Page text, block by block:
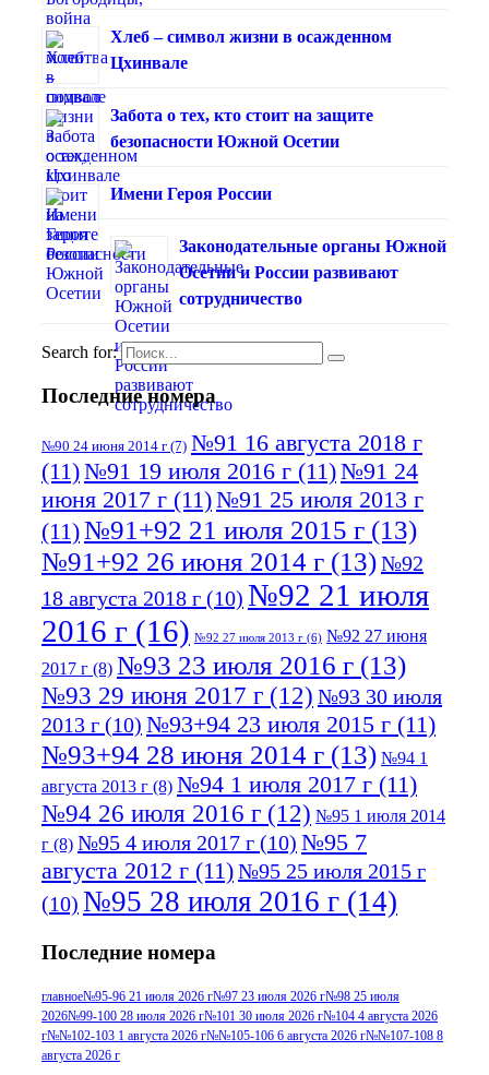
Хлеб – символ жизни в осажденном
Цхинвале
Забота о тех, кто стоит на защите
безопасности Южной Осетии
Имени Героя России
Законодательные органы Южной
Осетии и России развивают
сотрудничество
Search for:
Последние номера
№90 24 июня 2014 г (7) №91 16 августа 2018 г
(11)№91 19 июля 2016 г (11)№91 24
июня 2017 г (11)№91 25 июля 2013 г
(11)№91+92 21 июля 2015 г (13)
№91+92 26 июня 2014 г (13)№92
18 августа 2018 г (10) №92 21 июля
2016 г (16) №92 27 июля 2013 г (6) №92 27 июня
2017 г (8) №93 23 июля 2016 г (13)
№93 29 июня 2017 г (12) №93 30 июля
2013 г (10) №93+94 23 июля 2015 г (11)
№93+94 28 июня 2014 г (13) №94 1
августа 2013 г (8) №94 1 июля 2017 г (11)
№94 26 июля 2016 г (12) №95 1 июля 2014
г (8) №95 4 июля 2017 г (10) №95 7
августа 2012 г (11)№95 25 июля 2015 г
(10) №95 28 июля 2016 г (14)
июля 2017 г(11)№96 9 августа 2012
г(13) №96 28 июля 2015 г(9) №96+97 3
июля 2014 г(10)№96+97 30 июля
2016 г(13)
Последние номера
главное№95-96 21 июля 2026 г№97 23 июля 2026 г№98 25 июля
2026№99-100 28 июля 2026 г№101 30 июля 2026 г№104 4 августа 2026
г№№102-103 1 августа 2026 г№№105-106 6 августа 2026 г№№107-108 8
августа 2026 г